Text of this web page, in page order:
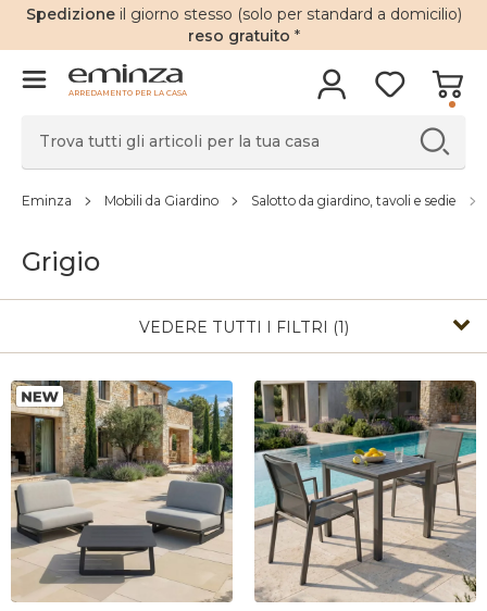
Spedizione il giorno stesso (solo per standard a domicilio)
reso gratuito *
ARREDAMENTO PER LA CASA
Eminza Mobili da Giardino Salotto da giardino, tavoli e sedie
Grigio
VEDERE TUTTI I FILTRI (1)